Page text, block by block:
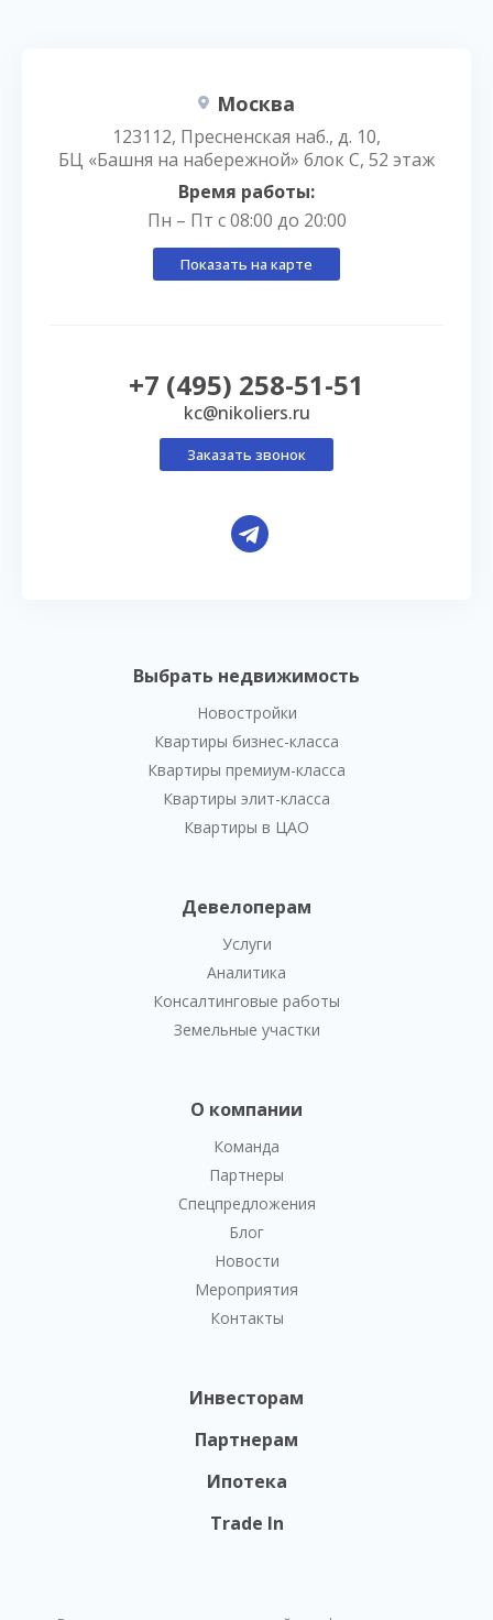
Выбрать недвижимость
Новостройки
Квартиры бизнес-класса
Квартиры премиум-класса
Квартиры элит-класса
Квартиры в ЦАО
Девелоперам
Услуги
Аналитика
Консалтинговые работы
Земельные участки
О компании
Команда
Партнеры
Спецпредложения
Блог
Новости
Мероприятия
Контакты
Инвесторам
Партнерам
Ипотека
Trade In
Москва
123112, Пресненская наб., д. 10,
БЦ «Башня на набережной» блок С, 52 этаж
Время работы:
Пн – Пт с 08:00 до 20:00
Показать на карте
+7 (495) 258-51-51
kc@nikoliers.ru
Заказать звонок